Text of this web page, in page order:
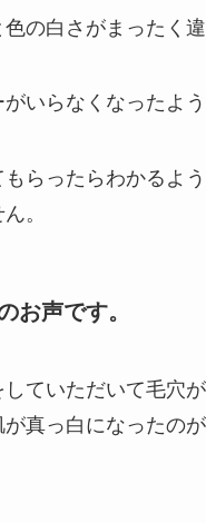
の白さがまったく違
いらなくなったよう
らったらわかるよ
。
お声です。
ていただいて毛穴
真っ白になったの